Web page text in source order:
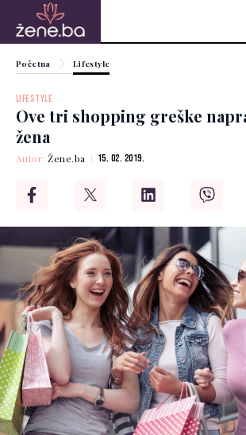
Početna Lifestyle
LIFESTYLE
Ove tri shopping greške
žena
Autor:Žene.ba 15. 02. 2019.